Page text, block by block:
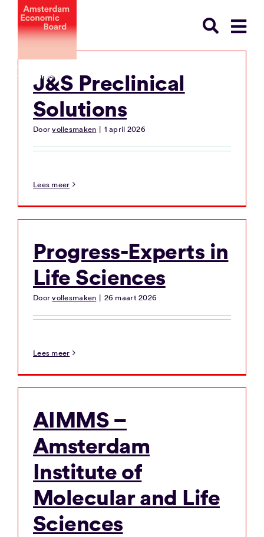
naar
inhoud
J&S Preclinical
Solutions
Doorvollesmaken | 1 april 2026
Lees meer
Progress-Experts in
Life Sciences
Doorvollesmaken | 26 maart 2026
Lees meer
AIMMS –
Amsterdam
Institute of
Molecular and Life
Sciences